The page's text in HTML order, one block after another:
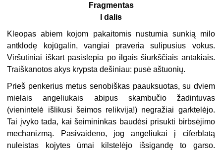
Fragmentas
I dalis
Kleopas abiem kojom pakaitomis nustumia sunkią milo
antklodę kojūgalin, vangiai praveria sulipusius vokus.
Viršutiniai iškart pasislepia po ilgais šiurkščiais antakiais.
Traiškanotos akys krypsta dešiniau: pusė aštuonių.
Prieš penkerius metus senobiškas paauksuotas, su dviem
mielais angeliukais abipus skambučio žadintuvas
(vienintelė išlikusi šeimos relikvija!) negražiai garktelėjo.
Tai įvyko tada, kai šeimininkas baudėsi prisukti birbsėjimo
mechanizmą. Pasivaideno, jog angeliukai į ciferblatą
nuleistas kojytes ūmai kilstelėjo išsigandę to garso.